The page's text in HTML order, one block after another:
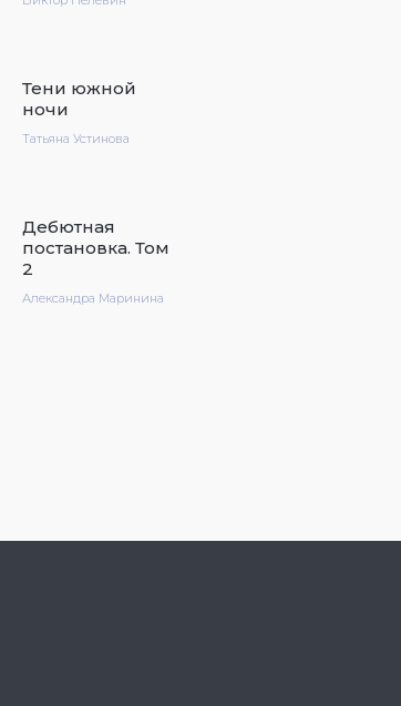
Тени южной
ночи
Татьяна Устинова
Дебютная
постановка. Том
2
Александра Маринина